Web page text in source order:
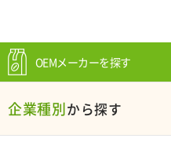
OEMメーカーを探す
企業種別から探す